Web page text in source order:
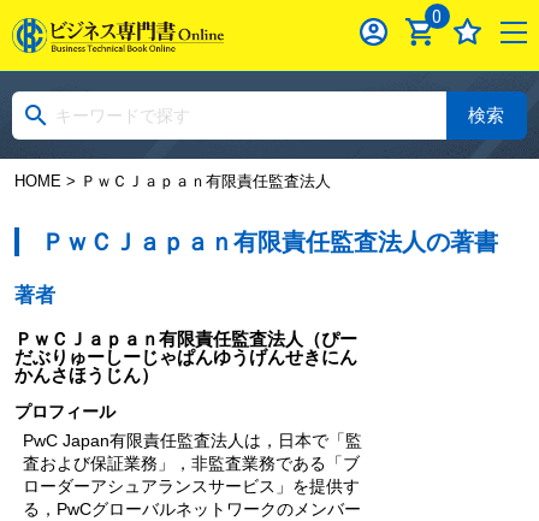
0
検索
HOME> ＰｗＣＪａｐａｎ有限責任監査法人
ＰｗＣＪａｐａｎ有限責任監査法人の著書
著者
ＰｗＣＪａｐａｎ有限責任監査法人
（ぴー
だぶりゅーしーじゃぱんゆうげんせきにん
かんさほうじん）
プロフィール
PwC Japan有限責任監査法人は，日本で「監
査および保証業務」，非監査業務である「ブ
ローダーアシュアランスサービス」を提供す
る，PwCグローバルネットワークのメンバー